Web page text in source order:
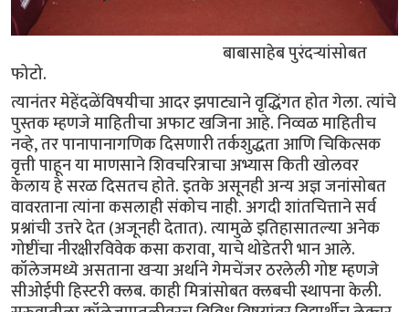
बाबासाहेब पुरंदर्‍यांसोबत
फोटो.
त्यानंतर मेहेंदळेंविषयीचा आदर झपाट्याने वृद्धिंगत होत गेला. त्यांचे
पुस्तक म्हणजे माहितीचा अफाट खजिना आहे. निव्वळ माहितीच
नव्हे, तर पानापानागणिक दिसणारी तर्कशुद्धता आणि चिकित्सक
वृत्ती पाहून या माणसाने शिवचरित्राचा अभ्यास किती खोलवर
केलाय हे सरळ दिसतच होते. इतके असूनही अन्य अज्ञ जनांसोबत
वावरताना त्यांना कसलाही संकोच नाही. अगदी शांतचित्ताने सर्व
प्रश्नांची उत्तरे देत (अजूनही देतात). त्यामुळे इतिहासातल्या अनेक
गोष्टींचा नीरक्षीरविवेक कसा करावा, याचे थोडेतरी भान आले.
कॉलेजमध्ये असताना खर्‍या अर्थाने गेमचेंजर ठरलेली गोष्ट म्हणजे
सीओईपी हिस्टरी क्लब. काही मित्रांसोबत क्लबची स्थापना केली.